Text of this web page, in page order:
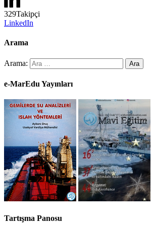
329Takipçi
LinkedIn
Arama
Arama:
e-MarEdu Yayınları
Tartışma Panosu